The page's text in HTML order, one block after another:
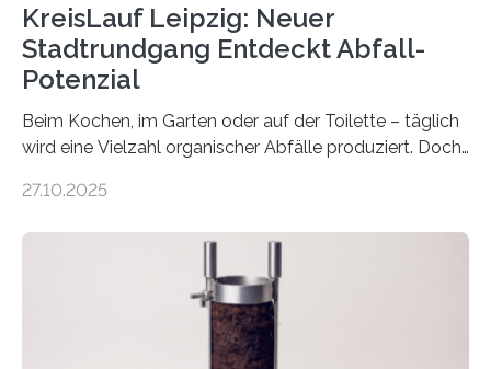
KreisLauf Leipzig: Neuer
Stadtrundgang Entdeckt Abfall-
Potenzial
Beim Kochen, im Garten oder auf der Toilette – täglich
wird eine Vielzahl organischer Abfälle produziert. Doch
Potenzial nur dann entfalten können, wenn sie in
Veränderung der Wirtschaft wichtig ist, zeigt der vom
Deutschen Biomasseforschungszentrum und der
Stadtreinigung Leipzig konzipierte und am 24. Oktober
2025 offiziell eingeweihte Stadtrundgang „KreisLauf“. Er
27.10.2025